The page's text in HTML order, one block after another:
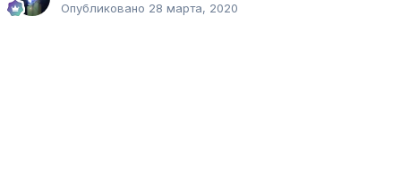
Опубликовано 28 марта, 2020